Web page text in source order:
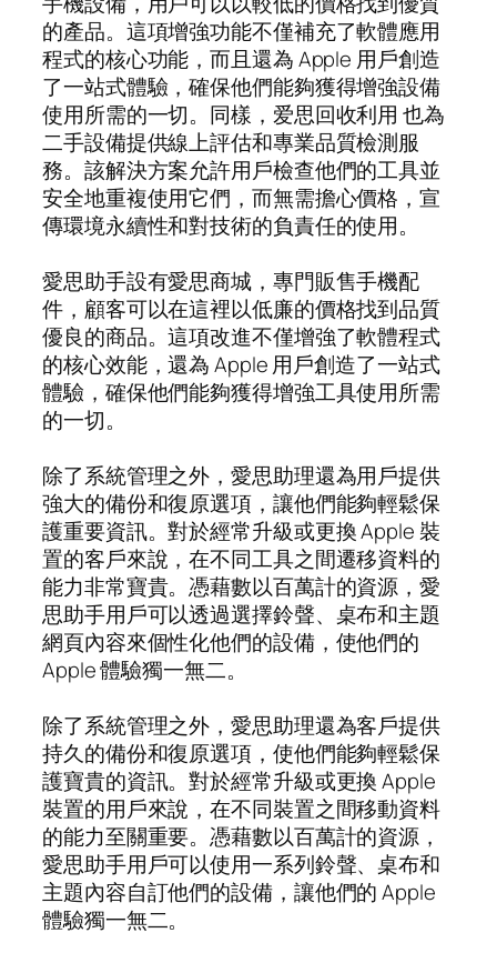
的產品。這項增強功能不僅補充了軟體應用
程式的核心功能，而且還為 Apple 用戶創造
了一站式體驗，確保他們能夠獲得增強設備
使用所需的一切。同樣，爱思回收利用 也為
二手設備提供線上評估和專業品質檢測服
務。該解決方案允許用戶檢查他們的工具並
安全地重複使用它們，而無需擔心價格，宣
傳環境永續性和對技術的負責任的使用。
愛思助手設有愛思商城，專門販售手機配
件，顧客可以在這裡以低廉的價格找到品質
優良的商品。這項改進不僅增強了軟體程式
的核心效能，還為 Apple 用戶創造了一站式
體驗，確保他們能夠獲得增強工具使用所需
的一切。
除了系統管理之外，愛思助理還為用戶提供
強大的備份和復原選項，讓他們能夠輕鬆保
護重要資訊。對於經常升級或更換 Apple 裝
置的客戶來說，在不同工具之間遷移資料的
能力非常寶貴。憑藉數以百萬計的資源，愛
思助手用戶可以透過選擇鈴聲、桌布和主題
網頁內容來個性化他們的設備，使他們的
Apple 體驗獨一無二。
除了系統管理之外，愛思助理還為客戶提供
持久的備份和復原選項，使他們能夠輕鬆保
護寶貴的資訊。對於經常升級或更換 Apple
裝置的用戶來說，在不同裝置之間移動資料
的能力至關重要。憑藉數以百萬計的資源，
愛思助手用戶可以使用一系列鈴聲、桌布和
主題內容自訂他們的設備，讓他們的 Apple
體驗獨一無二。